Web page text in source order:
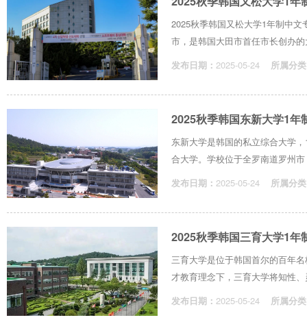
2025秋季韩国又松大学1年制中文
市，是韩国大田市首任市长创办
发布日期： 2025-05-24 所属分
2025秋季韩国东新大学1年
东新大学是韩国的私立综合大学
合大学。学校位于全罗南道罗州
发布日期： 2025-05-24 所属分
2025秋季韩国三育大学1年
三育大学是位于韩国首尔的百年
才教育理念下，三育大学将知性
发布日期： 2025-05-24 所属分